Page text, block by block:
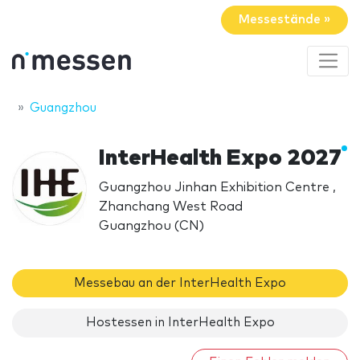
Messestände »
Guangzhou
InterHealth Expo 2027
Guangzhou Jinhan Exhibition Centre ,
Zhanchang West Road
Guangzhou (CN)
Messebau an der InterHealth Expo
Hostessen in InterHealth Expo